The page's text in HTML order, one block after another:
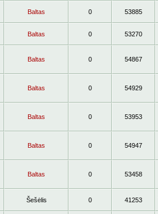
Baltas 0 53885
Baltas 0 53270
Baltas 0 54867
Baltas 0 54929
Baltas 0 53953
Baltas 0 54947
Baltas 0 53458
Šešėlis 0 41253